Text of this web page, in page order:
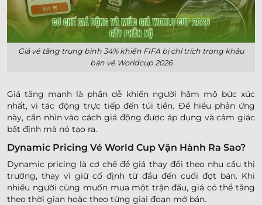
Giá vé tăng trung bình 34% khiến FIFA bị chỉ trích trong khâu
bán vé Worldcup 2026
Giá tăng mạnh là phần dễ khiến người hâm mộ bức xúc
nhất, vì tác động trực tiếp đến túi tiền. Để hiểu phản ứng
này, cần nhìn vào cách giá động được áp dụng và cảm giác
bất định mà nó tạo ra.
Dynamic Pricing Vé World Cup Vận Hành Ra Sao?
Dynamic pricing là cơ chế để giá thay đổi theo nhu cầu thị
trường, thay vì giữ cố định từ đầu đến cuối đợt bán. Khi
nhiều người cùng muốn mua một trận đấu, giá có thể tăng
theo thời gian hoặc theo từng giai đoạn mở bán.